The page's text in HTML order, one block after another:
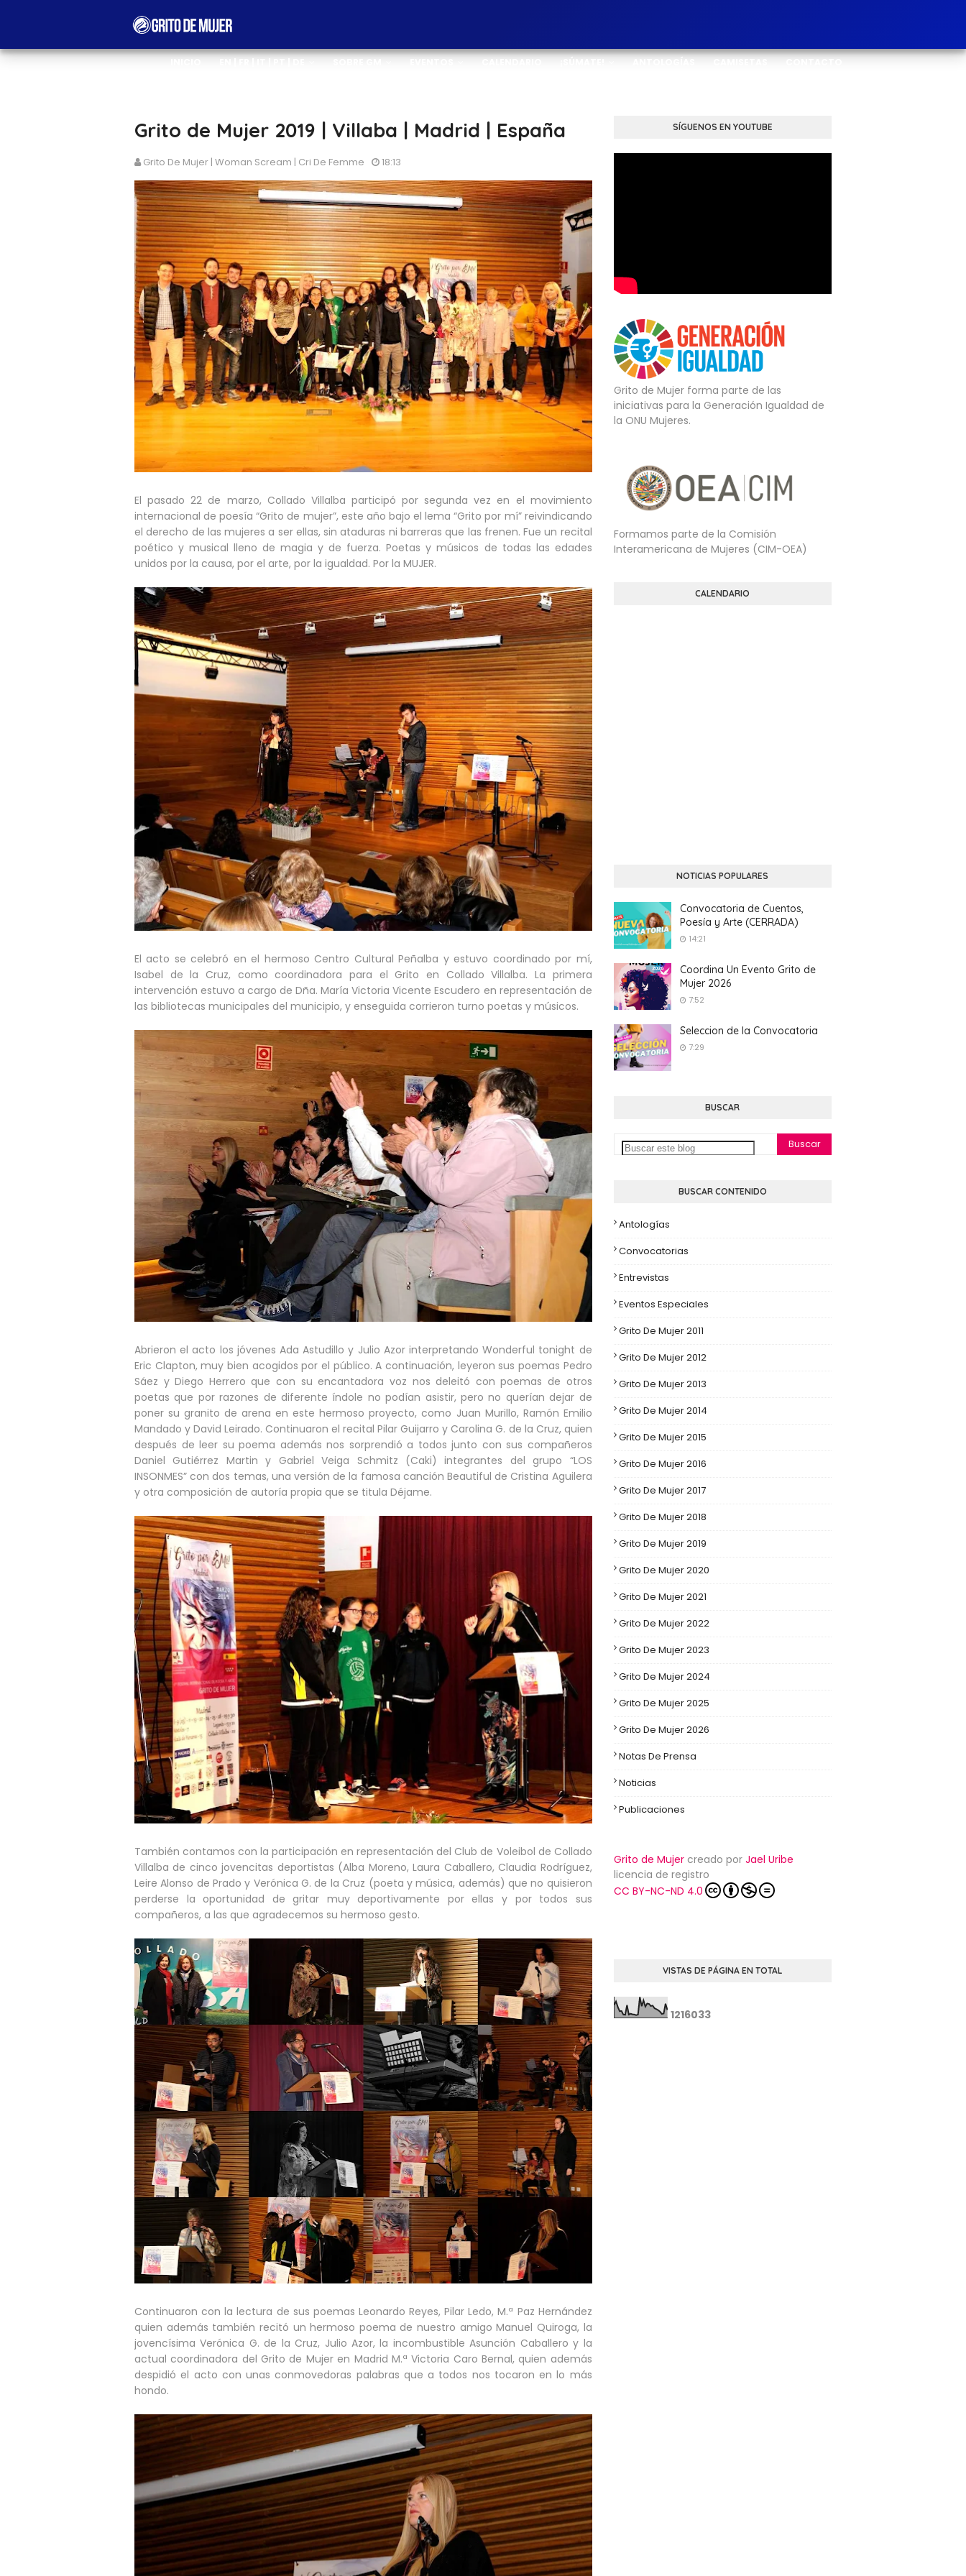
Grito de Mujer 2019 | Villaba | Madrid | España
Grito De Mujer | Woman Scream | Cri De Femme 18:13
El pasado 22 de marzo, Collado Villalba participó por segunda vez en el movimiento
internacional de poesía “Grito de mujer”, este año bajo el lema “Grito por mí” reivindicando
el derecho de las mujeres a ser ellas, sin ataduras ni barreras que las frenen. Fue un recital
poético y musical lleno de magia y de fuerza. Poetas y músicos de todas las edades
unidos por la causa, por el arte, por la igualdad. Por la MUJER.
El acto se celebró en el hermoso Centro Cultural Peñalba y estuvo coordinado por mí,
Isabel de la Cruz, como coordinadora para el Grito en Collado Villalba. La primera
intervención estuvo a cargo de Dña. María Victoria Vicente Escudero en representación de
las bibliotecas municipales del municipio, y enseguida corrieron turno poetas y músicos.
Abrieron el acto los jóvenes Ada Astudillo y Julio Azor interpretando Wonderful tonight de
Eric Clapton, muy bien acogidos por el público. A continuación, leyeron sus poemas Pedro
Sáez y Diego Herrero que con su encantadora voz nos deleitó con poemas de otros
poetas que por razones de diferente índole no podían asistir, pero no querían dejar de
poner su granito de arena en este hermoso proyecto, como Juan Murillo, Ramón Emilio
Mandado y David Leirado. Continuaron el recital Pilar Guijarro y Carolina G. de la Cruz, quien
después de leer su poema además nos sorprendió a todos junto con sus compañeros
Daniel Gutiérrez Martin y Gabriel Veiga Schmitz (Caki) integrantes del grupo “LOS
INSONMES” con dos temas, una versión de la famosa canción Beautiful de Cristina Aguilera
y otra composición de autoría propia que se titula Déjame.
También contamos con la participación en representación del Club de Voleibol de Collado
Villalba de cinco jovencitas deportistas (Alba Moreno, Laura Caballero, Claudia Rodríguez,
Leire Alonso de Prado y Verónica G. de la Cruz (poeta y música, además) que no quisieron
perderse la oportunidad de gritar muy deportivamente por ellas y por todos sus
compañeros, a las que agradecemos su hermoso gesto.
Continuaron con la lectura de sus poemas Leonardo Reyes, Pilar Ledo, M.ª Paz Hernández
quien además también recitó un hermoso poema de nuestro amigo Manuel Quiroga, la
jovencísima Verónica G. de la Cruz, Julio Azor, la incombustible Asunción Caballero y la
actual coordinadora del Grito de Mujer en Madrid M.ª Victoria Caro Bernal, quien además
despidió el acto con unas conmovedoras palabras que a todos nos tocaron en lo más
hondo.
SÍGUENOS EN YOUTUBE
Grito de Mujer forma parte de las
iniciativas para la Generación Igualdad de
la ONU Mujeres.
Formamos parte de la Comisión
Interamericana de Mujeres (CIM-OEA)
CALENDARIO
NOTICIAS POPULARES
Convocatoria de Cuentos,
Poesía y Arte (CERRADA)
14:21
Coordina Un Evento Grito de
Mujer 2026
7:52
Seleccion de la Convocatoria
7:29
BUSCAR
BUSCAR CONTENIDO
Antologías
Convocatorias
Entrevistas
Eventos Especiales
Grito De Mujer 2011
Grito De Mujer 2012
Grito De Mujer 2013
Grito De Mujer 2014
Grito De Mujer 2015
Grito De Mujer 2016
Grito De Mujer 2017
Grito De Mujer 2018
Grito De Mujer 2019
Grito De Mujer 2020
Grito De Mujer 2021
Grito De Mujer 2022
Grito De Mujer 2023
Grito De Mujer 2024
Grito De Mujer 2025
Grito De Mujer 2026
Notas De Prensa
Noticias
Publicaciones
Grito de Mujercreado por Jael Uribe
licencia de registro
CC BY-NC-ND 4.0
VISTAS DE PÁGINA EN TOTAL
1216033